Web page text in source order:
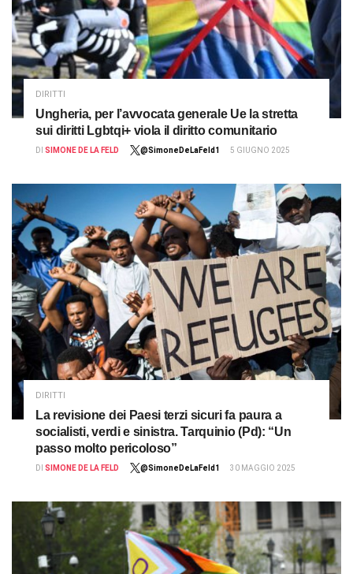
DIRITTI
Ungheria, per l’avvocata generale Ue la stretta
sui diritti Lgbtqi+ viola il diritto comunitario
DI SIMONE DE LA FELD @SimoneDeLaFeld1 5 GIUGNO 2025
DIRITTI
La revisione dei Paesi terzi sicuri fa paura a
socialisti, verdi e sinistra. Tarquinio (Pd): “Un
passo molto pericoloso”
DI SIMONE DE LA FELD @SimoneDeLaFeld1 30 MAGGIO 2025